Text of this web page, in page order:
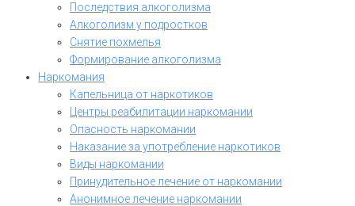
Последствия алкоголизма
Алкоголизм у подростков
Снятие похмелья
Формирование алкоголизма
Наркомания
Капельница от наркотиков
Центры реабилитации наркомании
Опасность наркомании
Наказание за употребление наркотиков
Виды наркомании
Принудительное лечение от наркомании
Анонимное лечение наркомании